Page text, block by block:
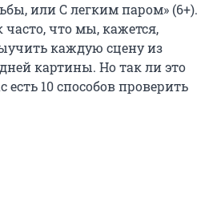
или С легким паром» (6+).
что мы, кажется,
каждую сцену из
картины. Но так ли это
есть 10 способов проверить